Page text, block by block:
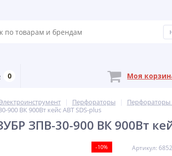
0 Моя
Перфораторы
Перфораторы
900 ВК 900Вт кейс АВТ SDS-plus
ЗПВ-30-900 ВК 900Вт
-10% Артикул: